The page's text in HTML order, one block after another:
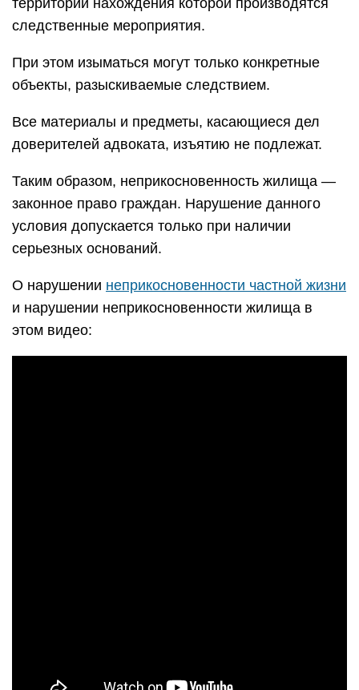
территории нахождения которой производятся
следственные мероприятия.
При этом изыматься могут только конкретные
объекты, разыскиваемые следствием.
Все материалы и предметы, касающиеся дел
доверителей адвоката, изъятию не подлежат.
Таким образом, неприкосновенность жилища —
законное право граждан. Нарушение данного
условия допускается только при наличии
серьезных оснований.
О нарушении неприкосновенности частной жизни
и нарушении неприкосновенности жилища в
этом видео: